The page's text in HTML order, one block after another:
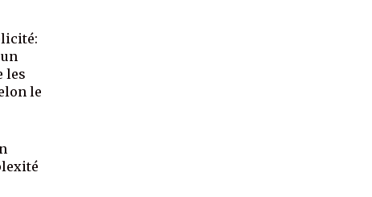
les
le